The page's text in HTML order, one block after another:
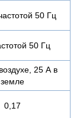
50 Гц
50 Гц
25 А в
земле
0,17